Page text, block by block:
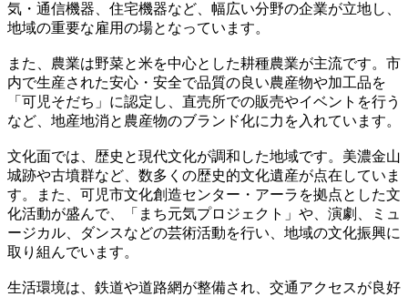
気・通信機器、住宅機器など、幅広い分野の企業が立地し、
地域の重要な雇用の場となっています。
また、農業は野菜と米を中心とした耕種農業が主流です。市
内で生産された安心・安全で品質の良い農産物や加工品を
「可児そだち」に認定し、直売所での販売やイベントを行う
など、地産地消と農産物のブランド化に力を入れています。
文化面では、歴史と現代文化が調和した地域です。美濃金山
城跡や古墳群など、数多くの歴史的文化遺産が点在していま
す。また、可児市文化創造センター・アーラを拠点とした文
化活動が盛んで、「まち元気プロジェクト」や、演劇、ミュ
ージカル、ダンスなどの芸術活動を行い、地域の文化振興に
取り組んでいます。
生活環境は、鉄道や道路網が整備され、交通アクセスが良好